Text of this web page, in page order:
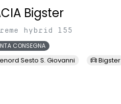
shark antenna
volante in pelle
Bigster
hybrid 155
CONSEGNA
Sesto S. Giovanni Bigster